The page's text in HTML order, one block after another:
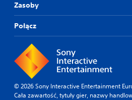
Zasoby
Połącz
© 2026 Sony Interactive Entertainment
Cała zawartość, tytuły gier, nazwy